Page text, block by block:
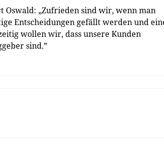
Oswald: „Zufrieden sind wir, wenn man
Entscheidungen gefällt werden und
wollen wir, dass unsere Kunden
sind.”